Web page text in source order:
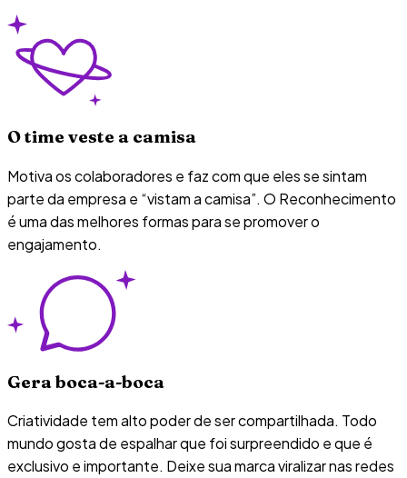
O time veste a camisa
Motiva os colaboradores e faz com que eles se sintam
parte da empresa e “vistam a camisa”. O Reconhecimento
é uma das melhores formas para se promover o
engajamento.
Gera boca-a-boca
Criatividade tem alto poder de ser compartilhada. Todo
mundo gosta de espalhar que foi surpreendido e que é
exclusivo e importante. Deixe sua marca viralizar nas redes